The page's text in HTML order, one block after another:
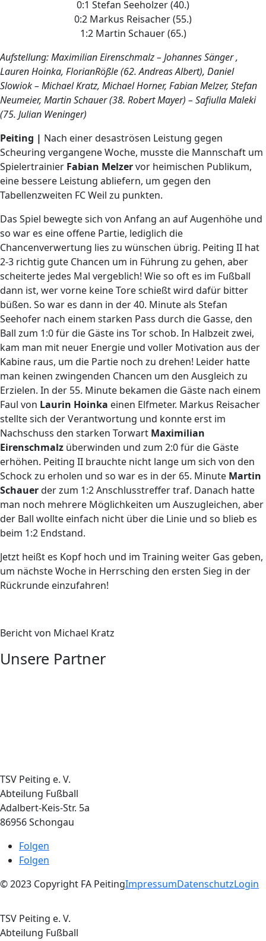
0:1 Stefan Seeholzer (40.)
0:2 Markus Reisacher (55.)
1:2 Martin Schauer (65.)
Aufstellung: Maximilian Eirenschmalz – Johannes Sänger ,
Lauren Hoinka, FlorianRößle (62. Andreas Albert), Daniel
Slowiok – Michael Kratz, Michael Horner, Fabian Melzer, Stefan
Neumeier, Martin Schauer (38. Robert Mayer) – Safiulla Maleki
(75. Julian Weninger)
Peiting | Nach einer desaströsen Leistung gegen
Scheuring vergangene Woche, musste die Mannschaft um
Spielertrainier Fabian Melzervor heimischen Publikum,
eine bessere Leistung abliefern, um gegen den
Tabellenzweiten FC Weil zu punkten.
Das Spiel bewegte sich von Anfang an auf Augenhöhe und
so war es eine offene Partie, lediglich die
Chancenverwertung lies zu wünschen übrig. Peiting II hat
2-3 richtig gute Chancen um in Führung zu gehen, aber
scheiterte jedes Mal vergeblich! Wie so oft es im Fußball
dann ist, wer vorne keine Tore schießt wird dafür bitter
büßen. So war es dann in der 40. Minute als Stefan
Seehofer nach einem starken Pass durch die Gasse, den
Ball zum 1:0 für die Gäste ins Tor schob. In Halbzeit zwei,
kam man mit neuer Energie und voller Motivation aus der
Kabine raus, um die Partie noch zu drehen! Leider hatte
man keinen zwingenden Chancen um den Ausgleich zu
Erzielen. In der 55. Minute bekamen die Gäste nach einem
Faul von Laurin Hoinka einen Elfmeter. Markus Reisacher
stellte sich der Verantwortung und konnte erst im
Nachschuss den starken Torwart Maximilian
Eirenschmalz überwinden und zum 2:0 für die Gäste
erhöhen. Peiting II brauchte nicht lange um sich von den
Schock zu erholen und so war es in der 65. Minute Martin
Schauerder zum 1:2 Anschlusstreffer traf. Danach hatte
man noch mehrere Möglichkeiten um Auszugleichen, aber
der Ball wollte einfach nicht über die Linie und so blieb es
beim 1:2 Endstand.
Jetzt heißt es Kopf hoch und im Training weiter Gas geben,
um nächste Woche in Herrsching den ersten Sieg in der
Rückrunde einzufahren!
Bericht von Michael Kratz
Unsere Partner
TSV Peiting e. V.
Abteilung Fußball
Adalbert-Keis-Str. 5a
86956 Schongau
Folgen
Folgen
© 2023 Copyright FA PeitingImpressumDatenschutzLogin
TSV Peiting e. V.
Abteilung Fußball